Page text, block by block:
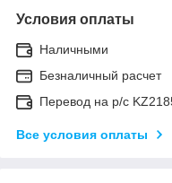
Условия оплаты
Наличными
Безналичный расчет
Перевод на р/с
Все условия оплаты